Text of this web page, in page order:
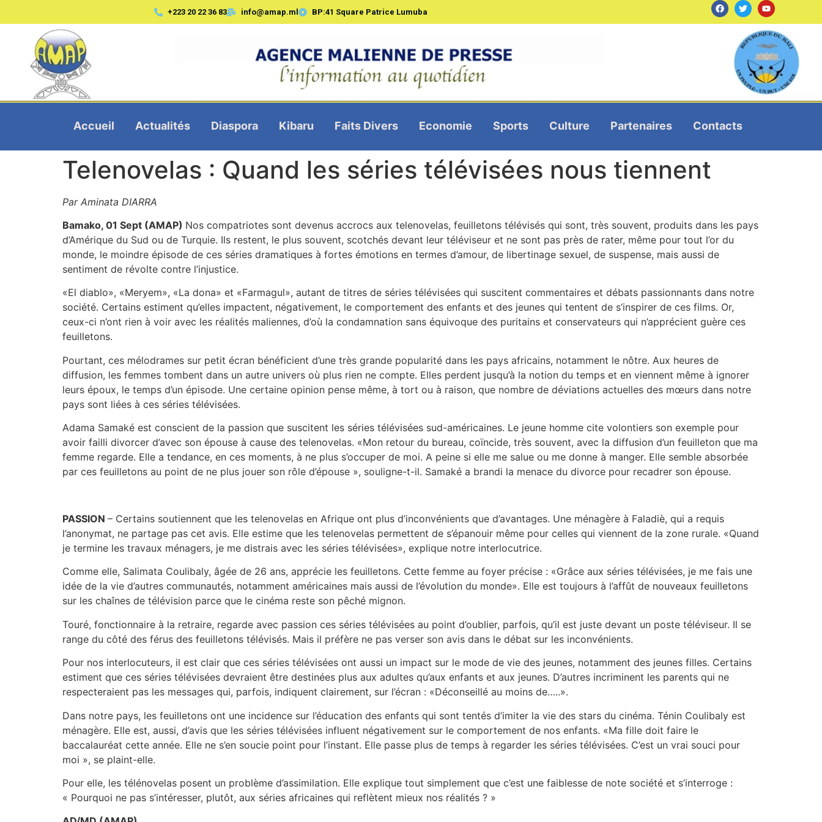
+223 20 22 36 83 info@amap.ml BP:41 Square Patrice Lumuba
Accueil Actualités Diaspora Kibaru Faits Divers Economie Sports Culture Partenaires Contacts
Telenovelas : Quand les séries télévisées nous tiennent
Par Aminata DIARRA
Bamako, 01 Sept (AMAP) Nos compatriotes sont devenus accrocs aux telenovelas, feuilletons télévisés qui sont, très souvent, produits dans les pays
d’Amérique du Sud ou de Turquie. Ils restent, le plus souvent, scotchés devant leur téléviseur et ne sont pas près de rater, même pour tout l’or du
monde, le moindre épisode de ces séries dramatiques à fortes émotions en termes d’amour, de libertinage sexuel, de suspense, mais aussi de
sentiment de révolte contre l’injustice.
«El diablo», «Meryem», «La dona» et «Farmagul», autant de titres de séries télévisées qui suscitent commentaires et débats passionnants dans notre
société. Certains estiment qu’elles impactent, négativement, le comportement des enfants et des jeunes qui tentent de s’inspirer de ces films. Or,
ceux-ci n’ont rien à voir avec les réalités maliennes, d’où la condamnation sans équivoque des puritains et conservateurs qui n’apprécient guère ces
feuilletons.
Pourtant, ces mélodrames sur petit écran bénéficient d’une très grande popularité dans les pays africains, notamment le nôtre. Aux heures de
diffusion, les femmes tombent dans un autre univers où plus rien ne compte. Elles perdent jusqu’à la notion du temps et en viennent même à ignorer
leurs époux, le temps d’un épisode. Une certaine opinion pense même, à tort ou à raison, que nombre de déviations actuelles des mœurs dans notre
pays sont liées à ces séries télévisées.
Adama Samaké est conscient de la passion que suscitent les séries télévisées sud-américaines. Le jeune homme cite volontiers son exemple pour
avoir failli divorcer d’avec son épouse à cause des telenovelas. «Mon retour du bureau, coïncide, très souvent, avec la diffusion d’un feuilleton que ma
femme regarde. Elle a tendance, en ces moments, à ne plus s’occuper de moi. A peine si elle me salue ou me donne à manger. Elle semble absorbée
par ces feuilletons au point de ne plus jouer son rôle d’épouse », souligne-t-il. Samaké a brandi la menace du divorce pour recadrer son épouse.
PASSION – Certains soutiennent que les telenovelas en Afrique ont plus d’inconvénients que d’avantages. Une ménagère à Faladiè, qui a requis
l’anonymat, ne partage pas cet avis. Elle estime que les telenovelas permettent de s’épanouir même pour celles qui viennent de la zone rurale. «Quand
je termine les travaux ménagers, je me distrais avec les séries télévisées», explique notre interlocutrice.
Comme elle, Salimata Coulibaly, âgée de 26 ans, apprécie les feuilletons. Cette femme au foyer précise : «Grâce aux séries télévisées, je me fais une
idée de la vie d’autres communautés, notamment américaines mais aussi de l’évolution du monde». Elle est toujours à l’affût de nouveaux feuilletons
sur les chaînes de télévision parce que le cinéma reste son pêché mignon.
Touré, fonctionnaire à la retraire, regarde avec passion ces séries télévisées au point d’oublier, parfois, qu’il est juste devant un poste téléviseur. Il se
range du côté des férus des feuilletons télévisés. Mais il préfère ne pas verser son avis dans le débat sur les inconvénients.
Pour nos interlocuteurs, il est clair que ces séries télévisées ont aussi un impact sur le mode de vie des jeunes, notamment des jeunes filles. Certains
estiment que ces séries télévisées devraient être destinées plus aux adultes qu’aux enfants et aux jeunes. D’autres incriminent les parents qui ne
respecteraient pas les messages qui, parfois, indiquent clairement, sur l’écran : «Déconseillé au moins de…..».
Dans notre pays, les feuilletons ont une incidence sur l’éducation des enfants qui sont tentés d’imiter la vie des stars du cinéma. Ténin Coulibaly est
ménagère. Elle est, aussi, d’avis que les séries télévisées influent négativement sur le comportement de nos enfants. «Ma fille doit faire le
baccalauréat cette année. Elle ne s’en soucie point pour l’instant. Elle passe plus de temps à regarder les séries télévisées. C’est un vrai souci pour
moi », se plaint-elle.
Pour elle, les télénovelas posent un problème d’assimilation. Elle explique tout simplement que c’est une faiblesse de note société et s’interroge :
« Pourquoi ne pas s’intéresser, plutôt, aux séries africaines qui reflètent mieux nos réalités ? »